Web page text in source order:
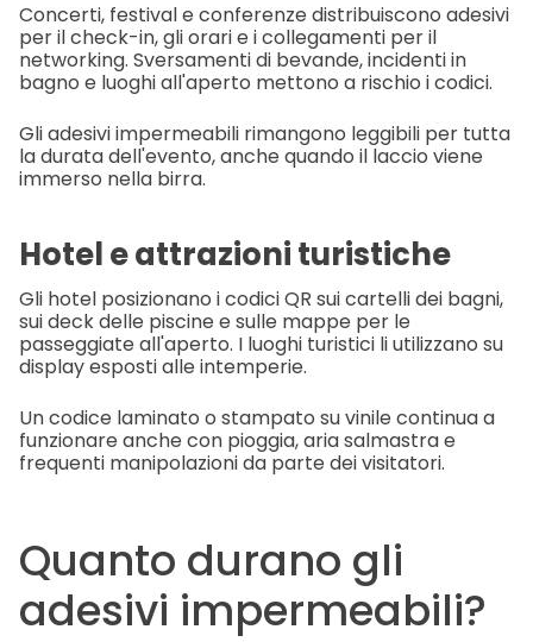
Concerti, festival e conferenze distribuiscono adesivi
per il check-in, gli orari e i collegamenti per il
networking. Sversamenti di bevande, incidenti in
bagno e luoghi all'aperto mettono a rischio i codici.
Gli adesivi impermeabili rimangono leggibili per tutta
la durata dell'evento, anche quando il laccio viene
immerso nella birra.
Hotel e attrazioni turistiche
Gli hotel posizionano i codici QR sui cartelli dei bagni,
sui deck delle piscine e sulle mappe per le
passeggiate all'aperto. I luoghi turistici li utilizzano su
display esposti alle intemperie.
Un codice laminato o stampato su vinile continua a
funzionare anche con pioggia, aria salmastra e
frequenti manipolazioni da parte dei visitatori.
Quanto durano gli
adesivi impermeabili?